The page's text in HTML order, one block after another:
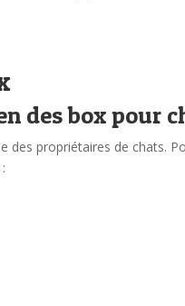
des box pour
des propriétaires de chats.